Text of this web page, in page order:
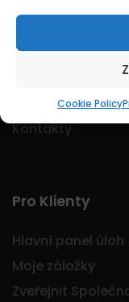
Cookie Policy
Kontakty
Pro Klienty
Hlavní panel úloh
Moje záložky
Zveřejnit